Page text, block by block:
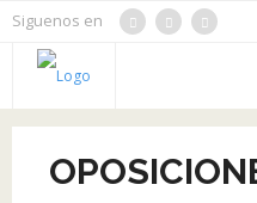
Siguenos en
Inicio
Oposiciones